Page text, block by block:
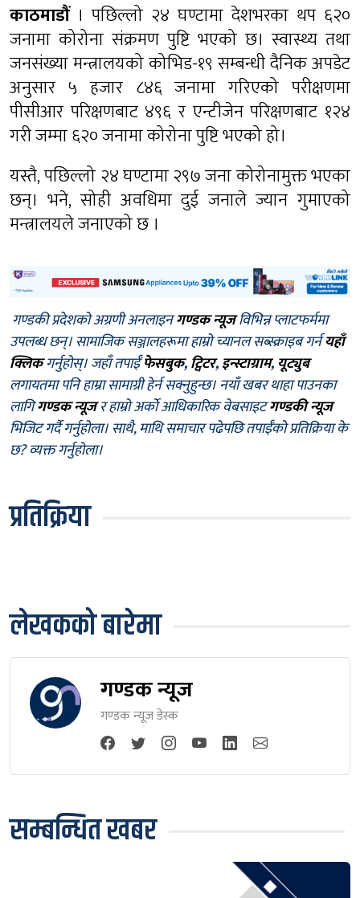
काठमाडौं। पछिल्लो २४ घण्टामा देशभरका थप ६२०
जनामा कोरोना संक्रमण पुष्टि भएको छ। स्वास्थ्य तथा
जनसंख्या मन्त्रालयको कोभिड-१९ सम्बन्धी दैनिक अपडेट
अनुसार ५ हजार ८४६ जनामा गरिएको परीक्षणमा
पीसीआर परिक्षणबाट ४९६ र एन्टीजेन परिक्षणबाट १२४
गरी जम्मा ६२० जनामा कोरोना पुष्टि भएको हो।
यस्तै, पछिल्लो २४ घण्टामा २९७ जना कोरोनामुक्त भएका
छन्। भने, सोही अवधिमा दुई जनाले ज्यान गुमाएको
मन्त्रालयले जनाएको छ ।
गण्डकी प्रदेशको अग्रणी अनलाइनगण्डक न्यूजविभिन्न प्लाटफर्ममा
उपलब्ध छन्। सामाजिक सञ्जालहरूमा हाम्रो च्यानल सब्स्क्राइब गर्नयहाँ
क्लिकगर्नुहोस्। जहाँ तपाईँफेसबुक,ट्विटर,इन्स्टाग्राम, यूट्युब
लगायतमा पनि हाम्रा सामाग्री हेर्न सक्नुहुन्छ। नयाँ खबर थाहा पाउनका
लागिगण्डक न्यूजर हाम्रो अर्को आधिकारिक वेबसाइटगण्डकी न्यूज
भिजिट गर्दै गर्नुहोला। साथै, माथि समाचार पढेपछि तपाईँको प्रतिक्रिया के
छ? व्यक्त गर्नुहोला।
प्रतिक्रिया
लेखकको बारेमा
गण्डक न्यूज
गण्डक न्यूज डेस्क
सम्बन्धित खबर